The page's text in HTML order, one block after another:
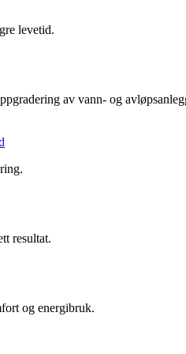
levetid.
av vann- og
resultat.
og energibruk.